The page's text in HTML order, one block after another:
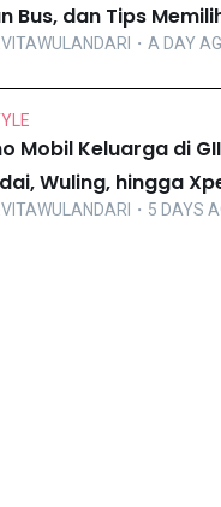
Bus, dan Tips
・A DAY
Mobil Keluarga di
Wuling, hingga
・5 DAYS